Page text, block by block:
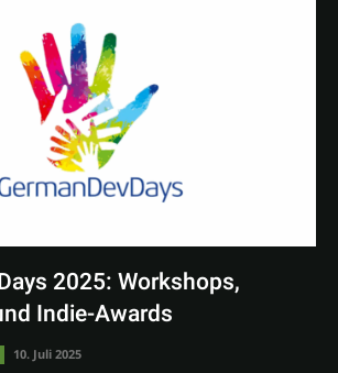
2025: Workshops,
Indie-Awards
10. Juli 2025